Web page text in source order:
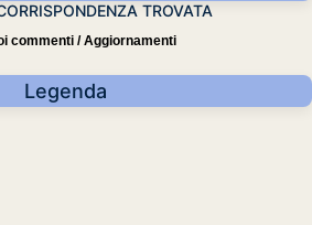
TROVATA
commenti / Aggiornamenti
Legenda